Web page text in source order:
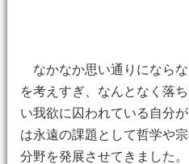
なかなか思い通りになら
を考えすぎ、なんとなく落
い我欲に囚われている自分
は永遠の課題として哲学や
分野を発展させてきました。